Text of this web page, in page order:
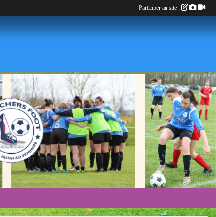
Participer au site :